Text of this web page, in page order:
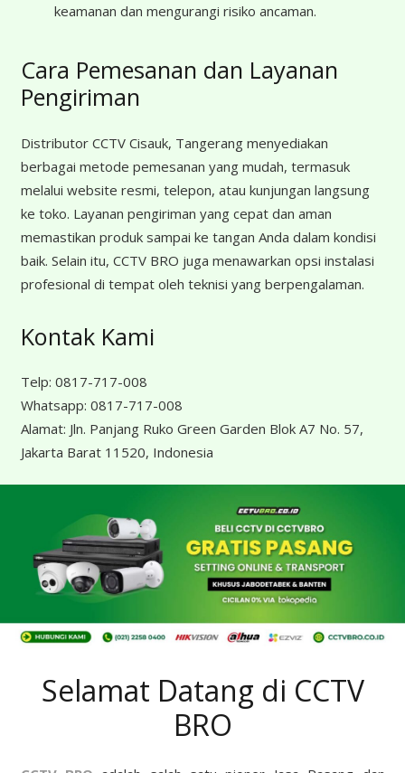
keamanan dan mengurangi risiko ancaman.
Cara Pemesanan dan Layanan
Pengiriman
Distributor CCTV Cisauk, Tangerang menyediakan
berbagai metode pemesanan yang mudah, termasuk
melalui website resmi, telepon, atau kunjungan langsung
ke toko. Layanan pengiriman yang cepat dan aman
memastikan produk sampai ke tangan Anda dalam kondisi
baik. Selain itu, CCTV BRO juga menawarkan opsi instalasi
profesional di tempat oleh teknisi yang berpengalaman.
Kontak Kami
Telp: 0817-717-008
Whatsapp: 0817-717-008
Alamat: Jln. Panjang Ruko Green Garden Blok A7 No. 57,
Jakarta Barat 11520, Indonesia
Selamat Datang di CCTV
BRO